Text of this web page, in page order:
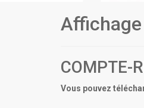
Affichage
COMPTE-
Vous pouvez